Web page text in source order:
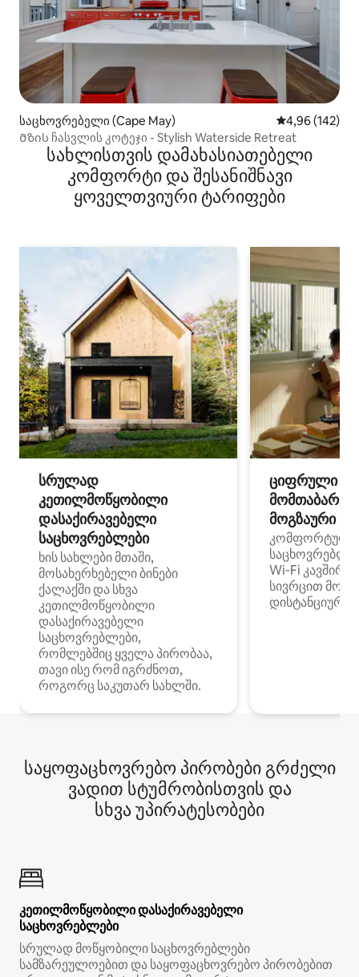
საცხოვრებელი (Cape May) საშუალო
4,96 (142)
Მზის ჩასვლის კოტეჯი - Stylish Waterside Retreat
სახლისთვის დამახასიათებელი
კომფორტი და შესანიშნავი
ყოველთვიური ტარიფები
სრულად
კეთილმოწყობილი
დასაქირავებელი
საცხოვრებლები
ხის სახლები მთაში,
მოსახერხებელი ბინები
ქალაქში და სხვა
კეთილმოწყობილი
დასაქირავებელი
საცხოვრებლები,
რომლებშიც ყველა პირობაა,
თავი ისე რომ იგრძნოთ,
როგორც საკუთარ სახლში.
ციფრული
მოგზაური
კომფორტული
Wi‑Fi
სივრცით
დისტანციური
საყოფაცხოვრებო პირობები გრძელი
ვადით სტუმრობისთვის და
სხვა უპირატესობები
კეთილმოწყობილი დასაქირავებელი
საცხოვრებლები
სრულად მოწყობილი საცხოვრებლები
სამზარეულოებით და საყოფაცხოვრებო პირობებით